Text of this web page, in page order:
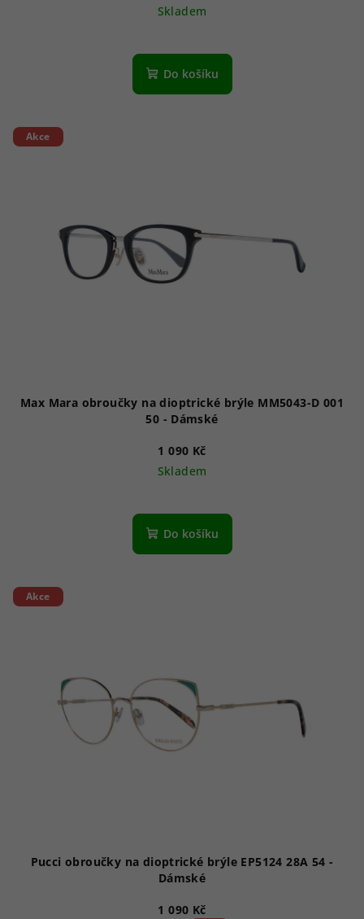
Skladem
Do košíku
Akce
Max Mara obroučky na dioptrické brýle MM5043-D 001
50 - Dámské
1 090 Kč
Skladem
Do košíku
Akce
Pucci obroučky na dioptrické brýle EP5124 28A 54 -
Dámské
1 090 Kč